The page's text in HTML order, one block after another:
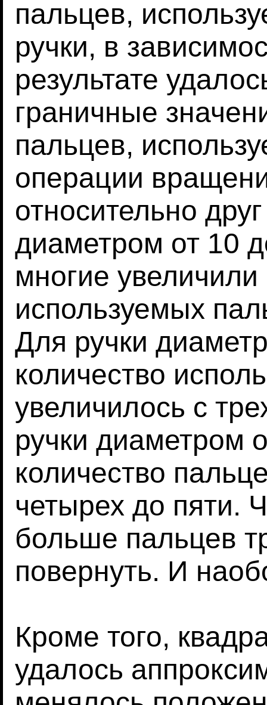
пальцев,
ручки, в
результате
граничные
пальцев,
операции
относительно
диаметром от 10
многие увеличили
используемых
Для ручки
количество
увеличилось с
ручки диаметром
количество
четырех до пяти.
больше пальцев
повернуть. И
Кроме того,
удалось